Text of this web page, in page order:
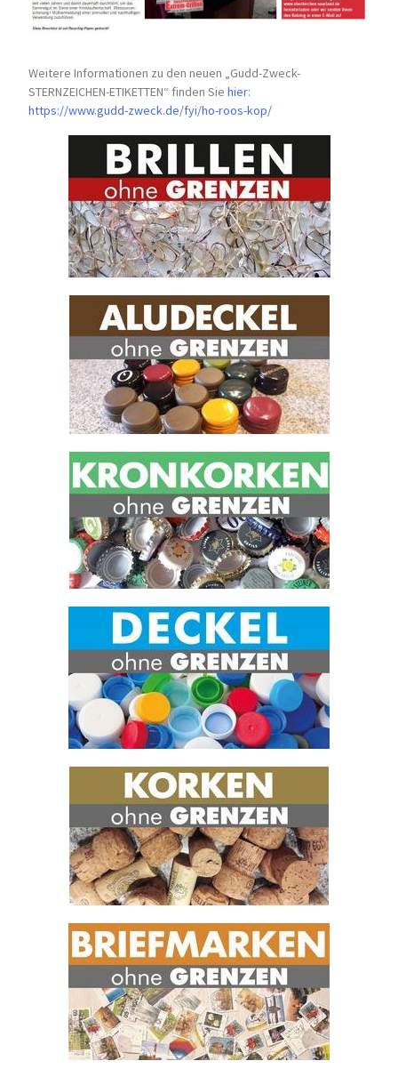
Weitere Informationen zu den neuen „Gudd-Zweck-
STERNZEICHEN-ETIKETTEN“ finden Siehier:
https://www.gudd-zweck.de/fyi/ho-roos-kop/